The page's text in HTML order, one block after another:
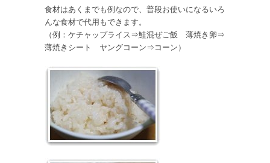
食材はあくまでも例なので、普段お使いになるいろ
んな食材で代用もできます。
（例：ケチャップライス⇒鮭混ぜご飯 薄焼き卵⇒
薄焼きシート ヤングコーン⇒コーン）